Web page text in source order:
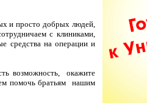
и просто добрых людей,
с клиниками,
средства на операции и
возможность, окажите
помочь братьям нашим